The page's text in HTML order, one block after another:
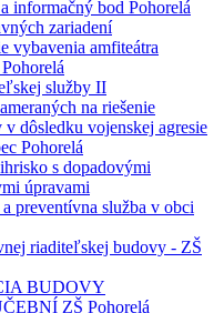
informačný bod Pohorelá
zariadení
vybavenia amfiteátra
služby II
na riešenie
dôsledku vojenskej agresie
Pohorelá
s dopadovými
úpravami
preventívna služba v obci
riaditeľskej budovy - ZŠ
BUDOVY
ZŠ Pohorelá